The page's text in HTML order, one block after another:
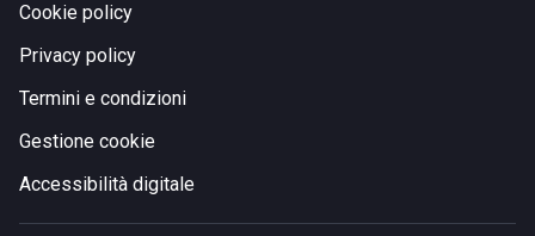
Cookie policy
Privacy policy
Termini e condizioni
Gestione cookie
Accessibilità digitale